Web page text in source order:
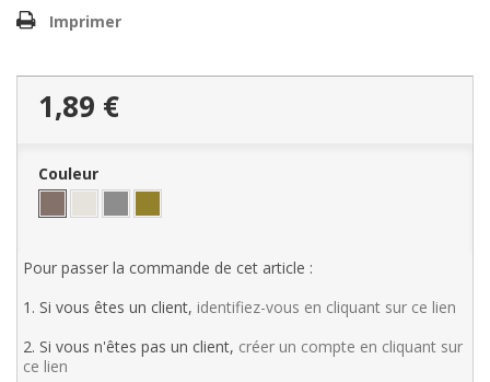
Imprimer
1,89 €
Couleur
Pour passer la commande de cet article :
1. Si vous êtes un client, identifiez-vous en cliquant sur ce lien
2. Si vous n'êtes pas un client, créer un compte en cliquant sur
ce lien